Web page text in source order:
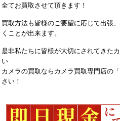
全てお買取させて頂きます！
買取方法も皆様のご要望に応じて出張
くことが出来ます。
是非私たちに皆様が大切にされてきた
い
カメラの買取ならカメラ買取専門店の
さい！